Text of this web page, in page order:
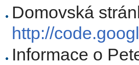
Domovská
http://
Informace o